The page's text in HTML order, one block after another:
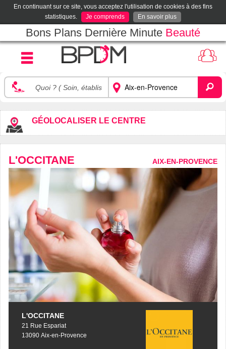
En continuant sur ce site, vous acceptez l'utilisation de cookies à des fins
statistiques.
Je comprends En savoir plus
Bons Plans Dernière Minute Beauté
GÉOLOCALISER LE CENTRE
L'OCCITANE AIX-EN-PROVENCE
L'OCCITANE
21 Rue Espariat
13090 Aix-en-Provence